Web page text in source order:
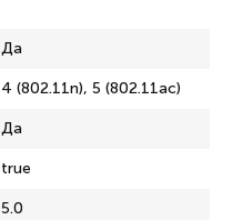
Да
4 (802.11n), 5 (802.11ac)
Да
true
5.0